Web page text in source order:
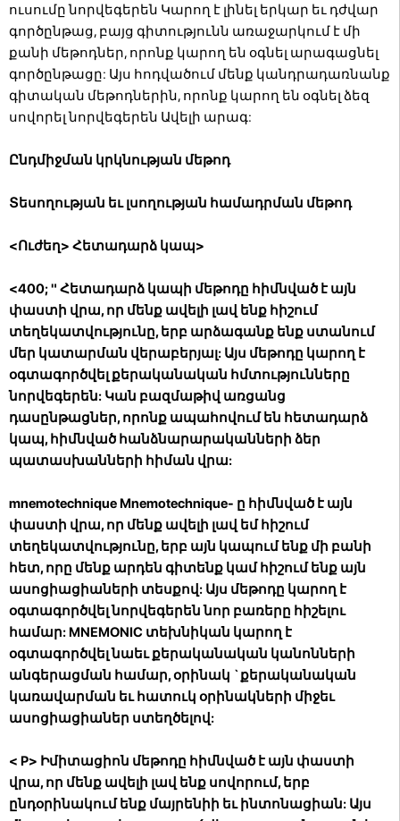
ուսումը նորվեգերեն Կարող է լինել երկար եւ դժվար
գործընթաց, բայց գիտությունն առաջարկում է մի
քանի մեթոդներ, որոնք կարող են օգնել արագացնել
գործընթացը: Այս հոդվածում մենք կանդրադառնանք
գիտական ​​մեթոդներին, որոնք կարող են օգնել ձեզ
սովորել նորվեգերեն Ավելի արագ:
Ընդմիջման կրկնության մեթոդ
Տեսողության եւ լսողության համադրման մեթոդ
<Ուժեղ> Հետադարձ կապ>
<400; " Հետադարձ կապի մեթոդը հիմնված է այն
փաստի վրա, որ մենք ավելի լավ ենք հիշում
տեղեկատվությունը, երբ արձագանք ենք ստանում
մեր կատարման վերաբերյալ: Այս մեթոդը կարող է
օգտագործվել քերականական հմտությունները
նորվեգերեն: Կան բազմաթիվ առցանց
դասընթացներ, որոնք ապահովում են հետադարձ
կապ, հիմնված հանձնարարականների ձեր
պատասխանների հիման վրա:
mnemotechniqueMnemotechnique- ը հիմնված է այն
փաստի վրա, որ մենք ավելի լավ եմ հիշում
տեղեկատվությունը, երբ այն կապում ենք մի բանի
հետ, որը մենք արդեն գիտենք կամ հիշում ենք այն
ասոցիացիաների տեսքով: Այս մեթոդը կարող է
օգտագործվել նորվեգերեն նոր բառերը հիշելու
համար: MNEMONIC տեխնիկան կարող է
օգտագործվել նաեւ քերականական կանոնների
անգերացման համար, օրինակ `քերականական
կառավարման եւ հատուկ օրինակների միջեւ
ասոցիացիաներ ստեղծելով:
< P> Իմիտացիոն մեթոդը հիմնված է այն փաստի
վրա, որ մենք ավելի լավ ենք սովորում, երբ
ընդօրինակում ենք մայրենիի եւ ինտոնացիան: Այս